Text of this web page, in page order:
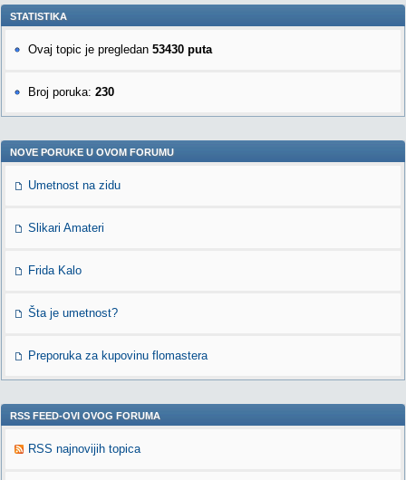
STATISTIKA
Ovaj topic je pregledan 53430 puta
Broj poruka: 230
NOVE PORUKE U OVOM FORUMU
Umetnost na zidu
Slikari Amateri
Frida Kalo
Šta je umetnost?
Preporuka za kupovinu flomastera
RSS FEED-OVI OVOG FORUMA
RSS najnovijih topica